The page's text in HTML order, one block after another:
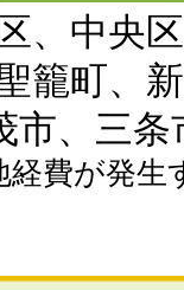
、中央
籠町、
市、三
経費が発